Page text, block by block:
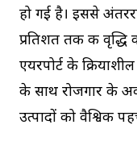
हो गई है। इससे
प्रतिशत तक की
एयरपोर्ट के
के साथ रोजगार के
उत्पादों को वैश्विक